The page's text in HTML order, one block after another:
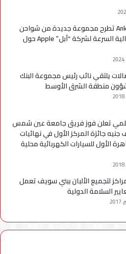
“آنكر” Anker تطرح مجموعة جديدة من شواحن
USB-C عالية السرعة لشركة “آبل” Apple حول
يلتقي نائب رئيس مجموعة البنك
منطقة الشرق الأوسط
تعلن فوز فريق جامعة عين شمس
ألف جنيه جائزة المركز الأول في نهائيات
الأول للسيارات الكهربائية محلية
5 مراكز لتجميع الألبان ببني سويف تعمل
السلامة الدولية